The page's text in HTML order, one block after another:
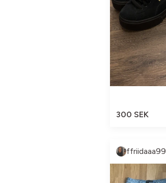
300 SEK
ffriidaaa99